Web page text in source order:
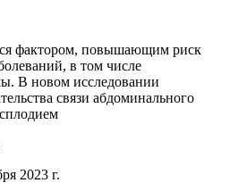
фактором, повышающим риск
в том числе
В новом исследовании
связи абдоминального
2023 г.